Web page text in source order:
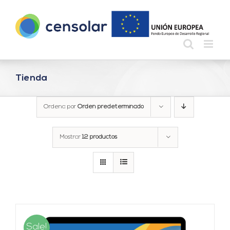
contenido
Tienda
Ordena por Orden predeterminado
Mostrar12 productos
Sale!